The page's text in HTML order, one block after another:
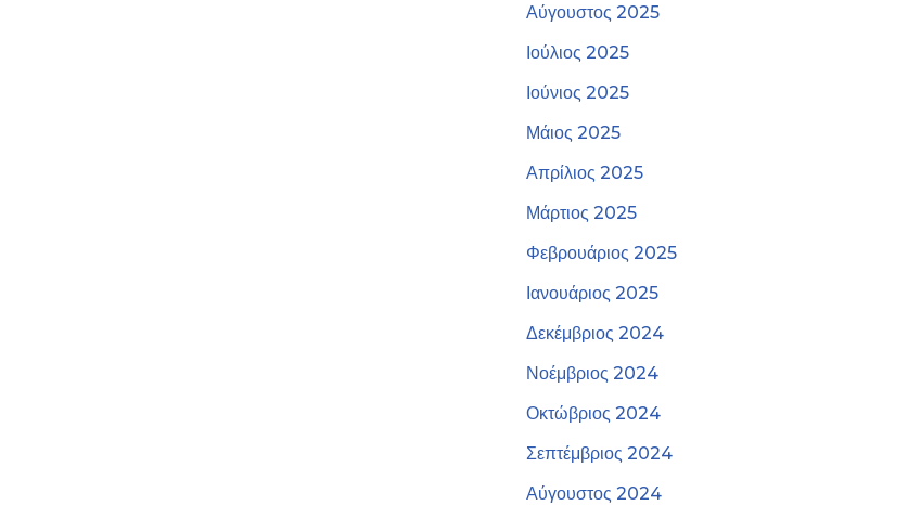
Αύγουστος 2025
Ιούλιος 2025
Ιούνιος 2025
Μάιος 2025
Απρίλιος 2025
Μάρτιος 2025
Φεβρουάριος 2025
Ιανουάριος 2025
Δεκέμβριος 2024
Νοέμβριος 2024
Οκτώβριος 2024
Σεπτέμβριος 2024
Αύγουστος 2024